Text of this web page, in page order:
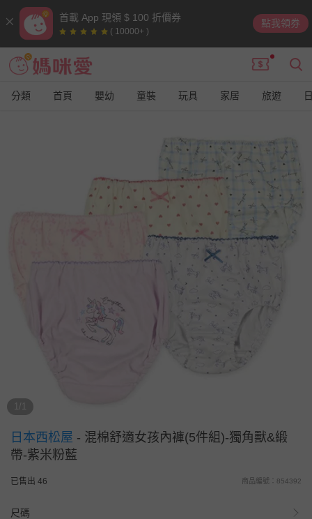
首載 App 現領 $ 100 折價券
( 10000+ )
點我領券
分類 首頁 嬰幼 童裝 玩具 家居 旅遊
1/1
日本西松屋 - 混棉舒適女孩內褲(5件組)-獨角獸&緞
帶-紫米粉藍
已售出 46 商品編號：854392
尺碼